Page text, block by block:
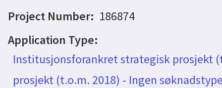
Project Number: 186874
Application Type:
Institusjonsforankret strategisk prosjekt
prosjekt (t.o.m. 2018) - Ingen